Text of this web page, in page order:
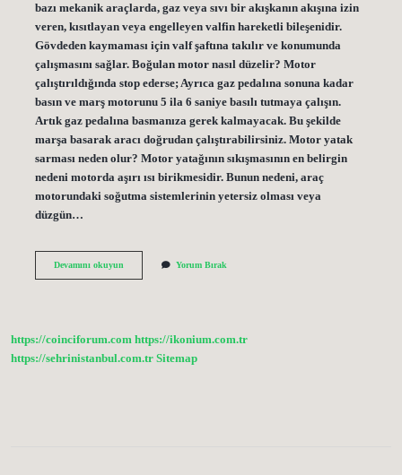
bazı mekanik araçlarda, gaz veya sıvı bir akışkanın akışına izin
veren, kısıtlayan veya engelleyen valfin hareketli bileşenidir.
Gövdeden kaymaması için valf şaftına takılır ve konumunda
çalışmasını sağlar. Boğulan motor nasıl düzelir? Motor
çalıştırıldığında stop ederse; Ayrıca gaz pedalına sonuna kadar
basın ve marş motorunu 5 ila 6 saniye basılı tutmaya çalışın.
Artık gaz pedalına basmanıza gerek kalmayacak. Bu şekilde
marşa basarak aracı doğrudan çalıştırabilirsiniz. Motor yatak
sarması neden olur? Motor yatağının sıkışmasının en belirgin
nedeni motorda aşırı ısı birikmesidir. Bunun nedeni, araç
motorundaki soğutma sistemlerinin yetersiz olması veya
düzgün…
Devamını okuyunMotor
Yorum Bırak
https://coinciforum.com https://ikonium.com.tr
https://sehrinistanbul.com.tr Sitemap